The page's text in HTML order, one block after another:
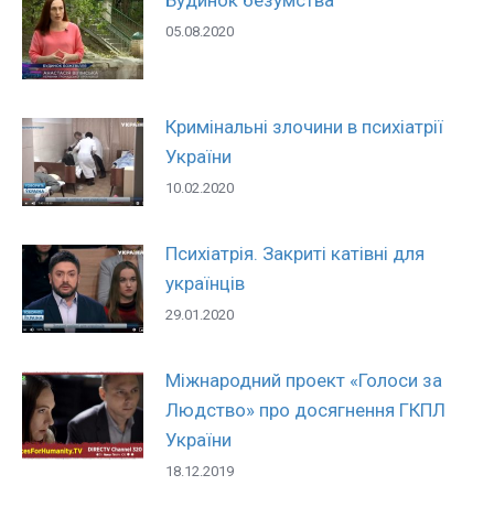
05.08.2020
Кримінальні злочини в психіатрії
України
10.02.2020
Психіатрія. Закриті катівні для
українців
29.01.2020
Міжнародний проект «Голоси за
Людство» про досягнення ГКПЛ
України
18.12.2019